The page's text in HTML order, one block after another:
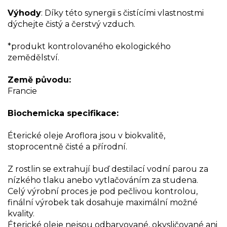
Výhody: Díky této synergii s čistícími vlastnostmi
dýchejte čistý a čerstvý vzduch.
*produkt kontrolovaného ekologického
zemědělství.
Země původu:
Francie
Biochemicka specifikace:
Éterické oleje Aroflora jsou v biokvalitě,
stoprocentně čisté a přírodní.
Z rostlin se extrahují buď destilací vodní parou za
nízkého tlaku anebo vytlačováním za studena.
Celý výrobní proces je pod pečlivou kontrolou,
finální výrobek tak dosahuje maximální možné
kvality.
Éterické oleje nejsou odbarvované, okysličované ani